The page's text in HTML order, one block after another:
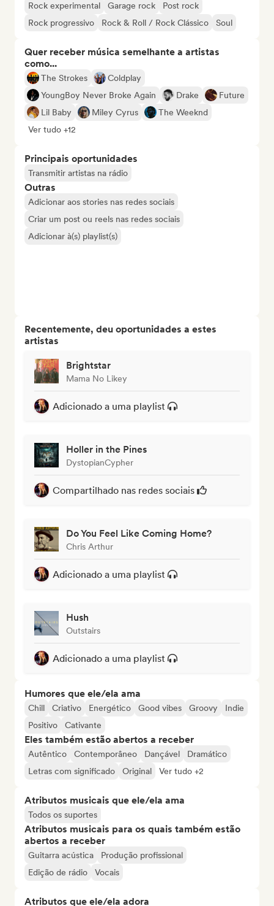
Rock experimental Garage rock
Post rock
Rock progressivo
Rock & Roll / Rock Clássico Soul
Quer receber música semelhante a artistas
como...
The Strokes
Coldplay
YoungBoy Never Broke Again
Drake
Future
Lil Baby
Miley Cyrus
The Weeknd
Ver tudo +12
Principais oportunidades
Transmitir artistas na rádio
Outras
Adicionar aos stories nas redes sociais
Criar um post ou reels nas redes sociais
Adicionar à(s) playlist(s)
Recentemente, deu oportunidades a estes
artistas
Brightstar
Mama No Likey
Adicionado a uma playlist
Holler in the Pines
DystopianCypher
Compartilhado nas redes sociais
Do You Feel Like Coming Home?
Chris Arthur
Adicionado a uma playlist
Hush
Outstairs
Adicionado a uma playlist
Humores que ele/ela ama
Chill Criativo Energético Good vibes Groovy
Indie
Positivo
Cativante
Eles também estão abertos a receber
Autêntico Contemporâneo Dançável
Dramático
Letras com significado
Original Ver tudo +2
Atributos musicais que ele/ela ama
Todos os suportes
Atributos musicais para os quais também estão
abertos a receber
Guitarra acústica
Produção profissional
Edição de rádio
Vocais
Atributos que ele/ela adora